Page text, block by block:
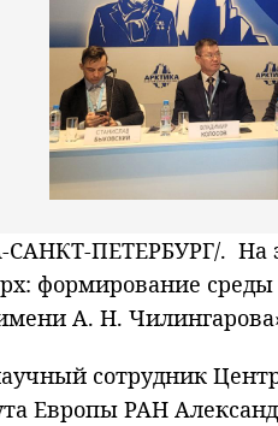
САНКТ-ПЕТЕРБУРГ/. На
формирование
А. Н.
сотрудник
Европы РАН